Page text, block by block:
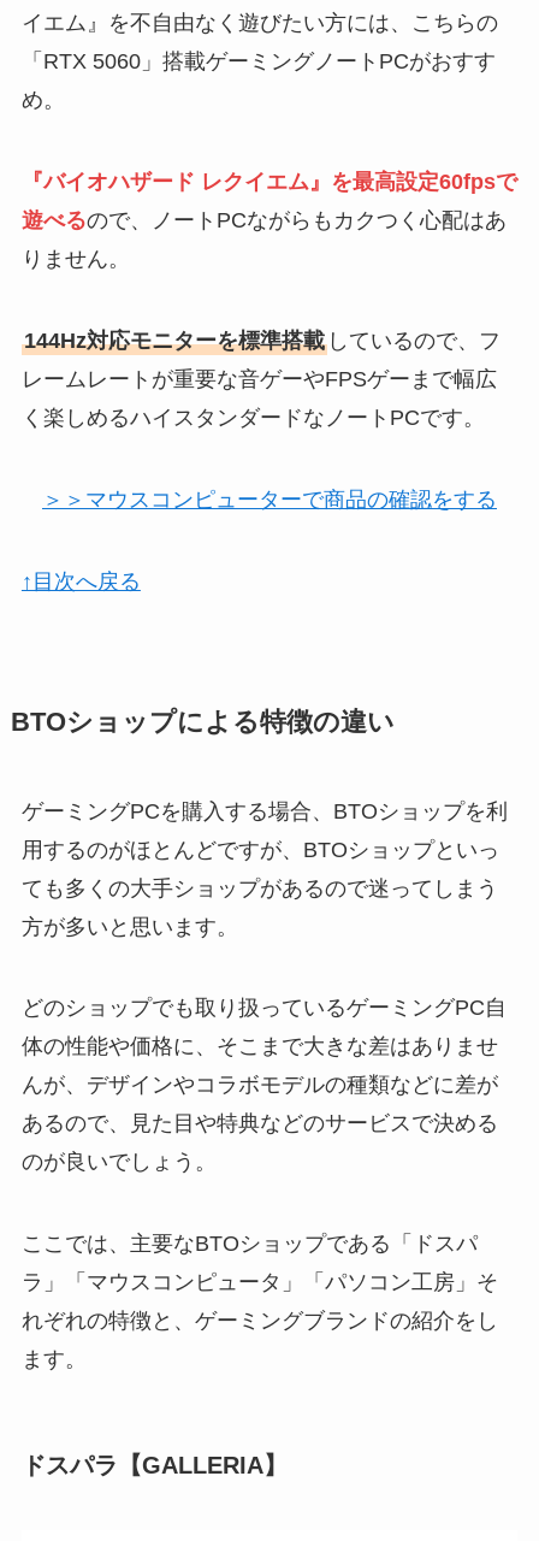
イエム』を不自由なく遊びたい方には、こちらの
「RTX 5060」搭載ゲーミングノートPCがおすす
め。
『バイオハザード レクイエム』を最高設定60fpsで
遊べるので、ノートPCながらもカクつく心配はあ
りません。
144Hz対応モニターを標準搭載しているので、フ
レームレートが重要な音ゲーやFPSゲーまで幅広
く楽しめるハイスタンダードなノートPCです。
＞＞マウスコンピューターで商品の確認をする
↑目次へ戻る
BTOショップによる特徴の違い
ゲーミングPCを購入する場合、BTOショップを利
用するのがほとんどですが、BTOショップといっ
ても多くの大手ショップがあるので迷ってしまう
方が多いと思います。
どのショップでも取り扱っているゲーミングPC自
体の性能や価格に、そこまで大きな差はありませ
んが、デザインやコラボモデルの種類などに差が
あるので、見た目や特典などのサービスで決める
のが良いでしょう。
ここでは、主要なBTOショップである「ドスパ
ラ」「マウスコンピュータ」「パソコン工房」そ
れぞれの特徴と、ゲーミングブランドの紹介をし
ます。
ドスパラ【GALLERIA】